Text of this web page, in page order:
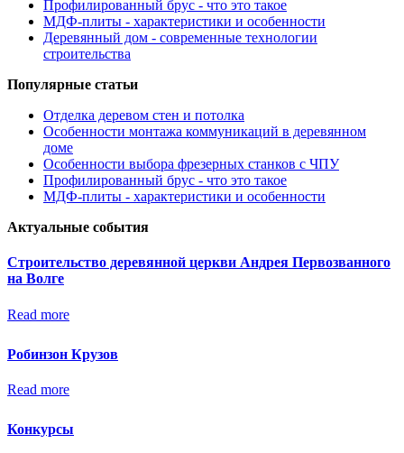
Профилированный брус - что это такое
МДФ-плиты - характеристики и особенности
Деревянный дом - современные технологии
строительства
Популярные статьи
Отделка деревом стен и потолка
Особенности монтажа коммуникаций в деревянном
доме
Особенности выбора фрезерных станков с ЧПУ
Профилированный брус - что это такое
МДФ-плиты - характеристики и особенности
Актуальные события
Строительство деревянной церкви Андрея Первозванного
на Волге
Read more
Робинзон Крузов
Read more
Конкурсы